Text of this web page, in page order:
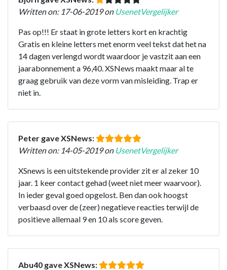
Written on: 17-06-2019 on UsenetVergelijker
Pas op!!! Er staat in grote letters kort en krachtig
Gratis en kleine letters met enorm veel tekst dat het na
14 dagen verlengd wordt waardoor je vastzit aan een
jaarabonnement a 96,40. XSNews maakt maar al te
graag gebruik van deze vorm van misleiding. Trap er
niet in.
Peter gave XSNews:
Written on: 14-05-2019 on UsenetVergelijker
XSnews is een uitstekende provider zit er al zeker 10
jaar. 1 keer contact gehad (weet niet meer waarvoor).
In ieder geval goed opgelost. Ben dan ook hoogst
verbaasd over de (zeer) negatieve reacties terwijl de
positieve allemaal 9 en 10 als score geven.
Abu40 gave XSNews: